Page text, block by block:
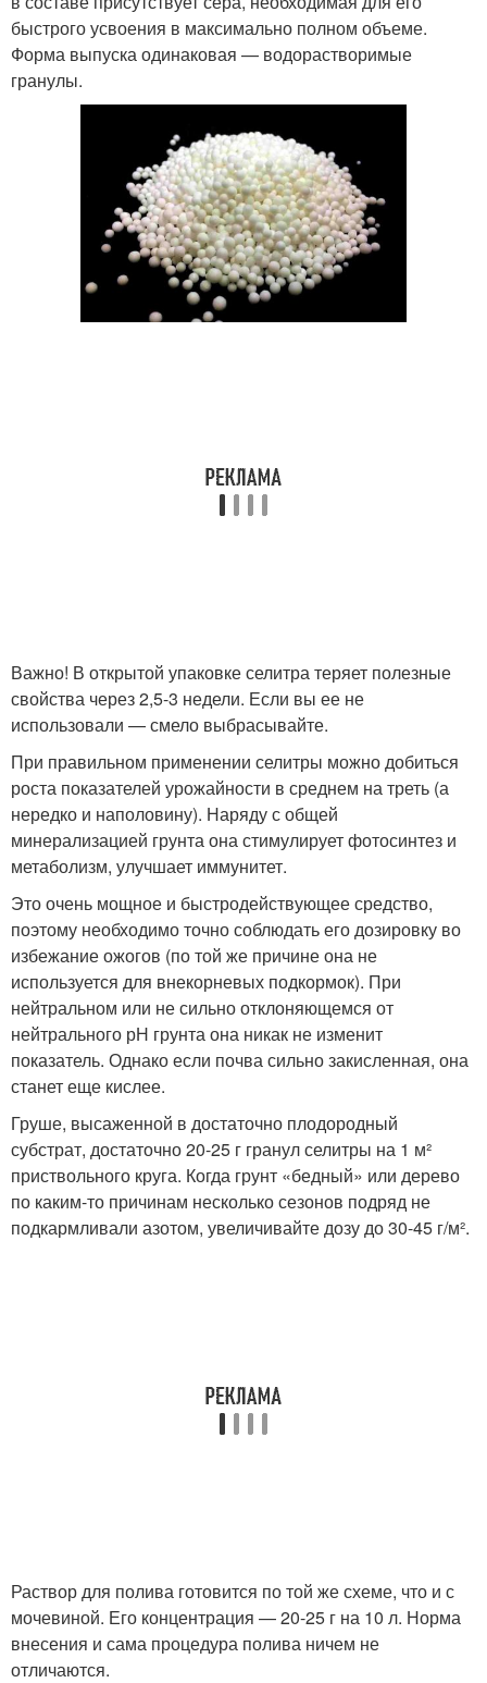
быстрого усвоения в максимально полном объеме.
Форма выпуска одинаковая — водорастворимые
гранулы.
Важно! В открытой упаковке селитра теряет полезные
свойства через 2,5-3 недели. Если вы ее не
использовали — смело выбрасывайте.
При правильном применении селитры можно добиться
роста показателей урожайности в среднем на треть (а
нередко и наполовину). Наряду с общей
минерализацией грунта она стимулирует фотосинтез и
метаболизм, улучшает иммунитет.
Это очень мощное и быстродействующее средство,
поэтому необходимо точно соблюдать его дозировку во
избежание ожогов (по той же причине она не
используется для внекорневых подкормок). При
нейтральном или не сильно отклоняющемся от
нейтрального рН грунта она никак не изменит
показатель. Однако если почва сильно закисленная, она
станет еще кислее.
Груше, высаженной в достаточно плодородный
субстрат, достаточно 20-25 г гранул селитры на 1 м²
приствольного круга. Когда грунт «бедный» или дерево
по каким-то причинам несколько сезонов подряд не
подкармливали азотом, увеличивайте дозу до 30-45 г/м².
Раствор для полива готовится по той же схеме, что и с
мочевиной. Его концентрация — 20-25 г на 10 л. Норма
внесения и сама процедура полива ничем не
отличаются.